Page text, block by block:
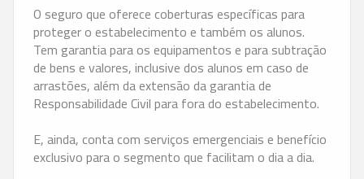
O seguro que oferece coberturas específicas para
proteger o estabelecimento e também os alunos.
Tem garantia para os equipamentos e para subtração
de bens e valores, inclusive dos alunos em caso de
arrastões, além da extensão da garantia de
Responsabilidade Civil para fora do estabelecimento.
E, ainda, conta com serviços emergenciais e benefício
exclusivo para o segmento que facilitam o dia a dia.